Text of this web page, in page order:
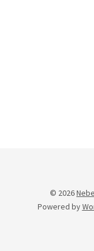
© 2026
Powered by